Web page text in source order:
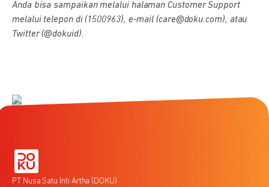
Anda bisa sampaikan melalui halaman Customer Support
melalui telepon di (1500963), e-mail (care@doku.com), atau
Twitter (@dokuid).
PT Nusa Satu Inti Artha (DOKU)